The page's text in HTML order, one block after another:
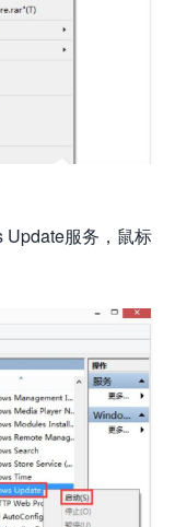
Update服务，鼠标